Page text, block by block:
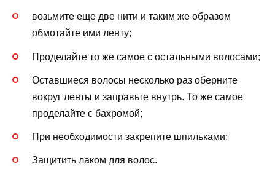
возьмите еще две нити и таким же образом
обмотайте ими ленту;
Проделайте то же самое с остальными волосами;
Оставшиеся волосы несколько раз оберните
вокруг ленты и заправьте внутрь. То же самое
проделайте с бахромой;
При необходимости закрепите шпильками;
Защитить лаком для волос.